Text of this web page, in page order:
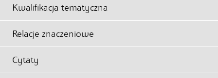
Kwalifikacja tematyczna
Relacje znaczeniowe
Cytaty